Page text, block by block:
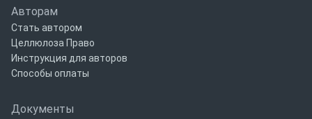
Авторам
Стать автором
Целлюлоза Право
Инструкция для авторов
Способы оплаты
Документы